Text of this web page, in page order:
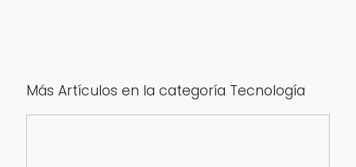
Más Artículos en la categoría Tecnología